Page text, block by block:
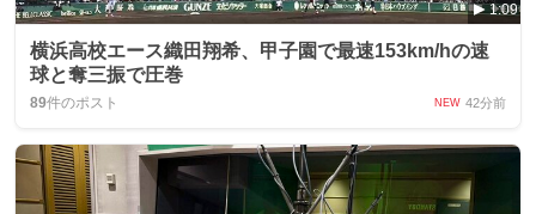
1:09
横浜高校エース織田翔希、甲子園で最速153km/hの速
球と奪三振で圧巻
89件のポスト NEW 42分前